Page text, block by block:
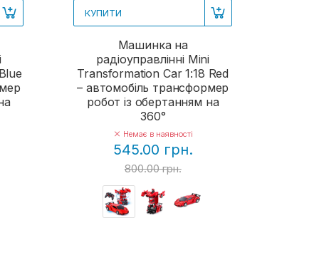
КУПИТИ
Машинка на
радіоуправлінні Mini
Transformation Car 1:18 Red
– автомобіль трансформер
робот із обертанням на
360°
Немає в наявності
545.00 грн.
800.00 грн.